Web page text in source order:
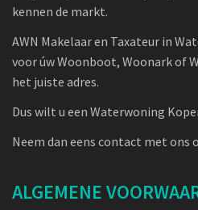
kennen de markt.
AWN Makelaar en Taxateur in
voor úw Woonboot, Woonark of
het juiste adres.
Dus wilt u een Waterwoning
Neem dan eens contact met ons
ALGEMENE